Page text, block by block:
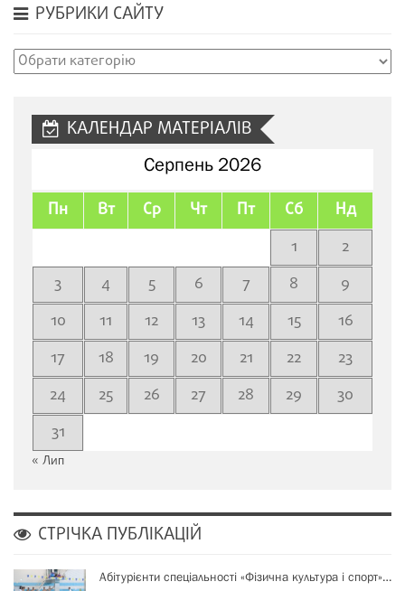
РУБРИКИ САЙТУ
Рубрики
КАЛЕНДАР МАТЕРІАЛІВ
Серпень 2026
Пн Вт Ср Чт Пт Сб Нд
1
2
3
4 5 6 7 8
9
10
11 12 13 14 15
16
17
18 19 20 21 22
23
24
25 26 27 28 29
30
31
« Лип
СТРІЧКА ПУБЛІКАЦІЙ
Абітурієнти спеціальності «Фізична культура і спорт»…